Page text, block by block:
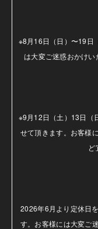
※8月16日（日）〜19日
は大変ご迷惑おかけ
※9月12日（土）13日（
せて頂きます。お客様
ど
2026年6月より定休日
す。お客様には大変ご